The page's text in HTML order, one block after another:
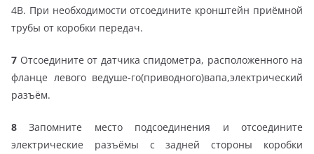
4В. При необходимости отсоедините кронштейн приёмной
трубы от коробки передач.
7 Отсоедините от датчика спидометра, расположенного на
фланце левого ведуше-го(приводного)вапа,электрический
разъём.
8 Запомните место подсоединения и отсоедините
электрические разъёмы с задней стороны коробки